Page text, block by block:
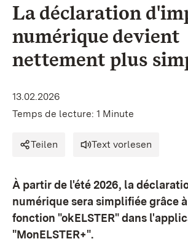
La déclaration
numérique devient
nettement plus
13.02.2026
Temps de lecture: 1 Minute
Teilen Text vorlesen
À partir de l'été 2026, la
numérique sera simplifiée grâce
fonction "okELSTER" dans
"MonELSTER+".